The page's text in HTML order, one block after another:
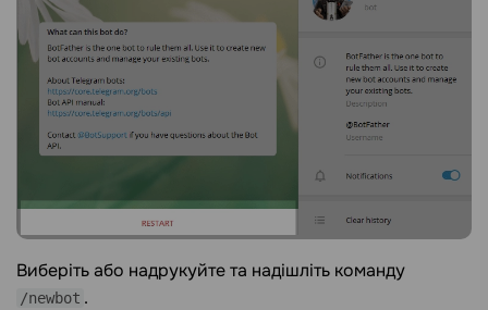
Виберіть або надрукуйте та надішліть команду
/newbot .